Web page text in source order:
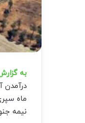
به
درآمدن
نیمه